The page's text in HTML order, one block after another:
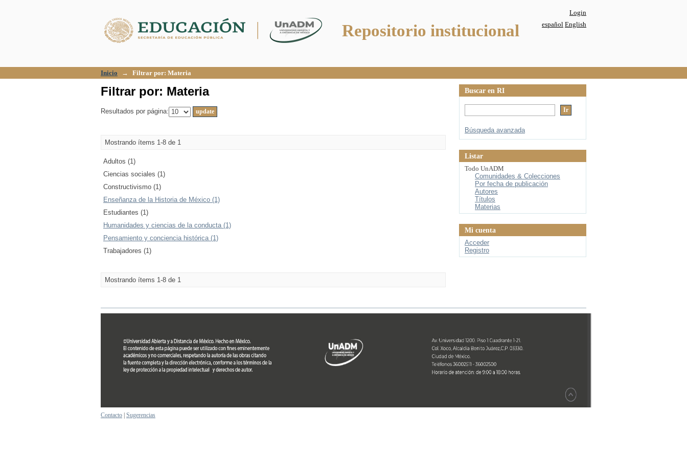
Repositorio institucional
Login
español English
Inicio → Filtrar por: Materia
Filtrar por: Materia
Resultados por página:
Mostrando ítems 1-8 de 1
Adultos (1)
Ciencias sociales (1)
Constructivismo (1)
Enseñanza de la Historia de México (1)
Estudiantes (1)
Humanidades y ciencias de la conducta (1)
Pensamiento y conciencia histórica (1)
Trabajadores (1)
Mostrando ítems 1-8 de 1
Buscar en RI
Búsqueda avanzada
Listar
Todo UnADM
Comunidades & Colecciones
Por fecha de publicación
Autores
Títulos
Materias
Mi cuenta
Acceder
Registro
Contacto Sugerencias